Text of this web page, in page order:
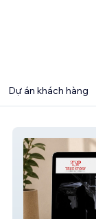
Dự án khách hàng